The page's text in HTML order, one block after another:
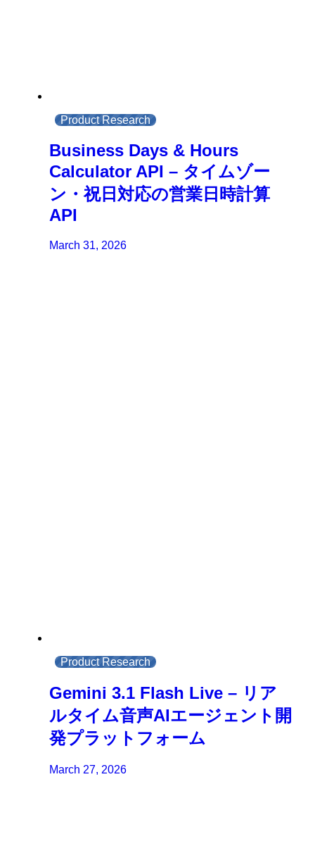
Product Research
Business Days & Hours
Calculator API – タイムゾー
ン・祝日対応の営業日時計算
API
March 31, 2026
Product Research
Gemini 3.1 Flash Live – リア
ルタイム音声AIエージェント開
発プラットフォーム
March 27, 2026